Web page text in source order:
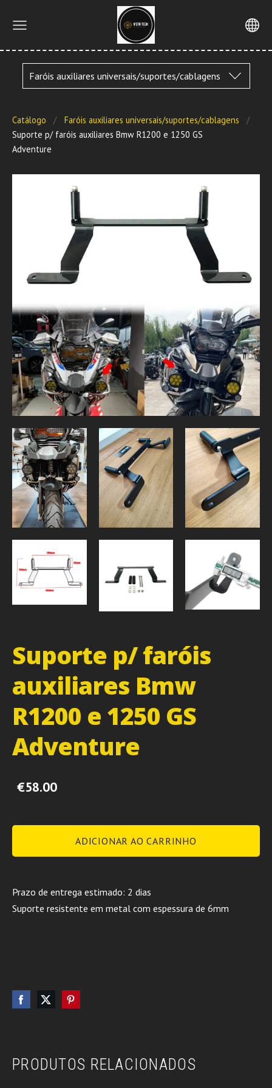
Faróis auxiliares universais/suportes/cablagens
Catálogo
Faróis auxiliares universais/suportes/cablagens
Suporte p/ faróis auxiliares Bmw R1200 e 1250 GS
Adventure
Suporte p/ faróis
auxiliares Bmw
R1200 e 1250 GS
Adventure
€58.00
ADICIONAR AO CARRINHO
Prazo de entrega estimado: 2 dias
Suporte resistente em metal com espessura de 6mm
PRODUTOS RELACIONADOS